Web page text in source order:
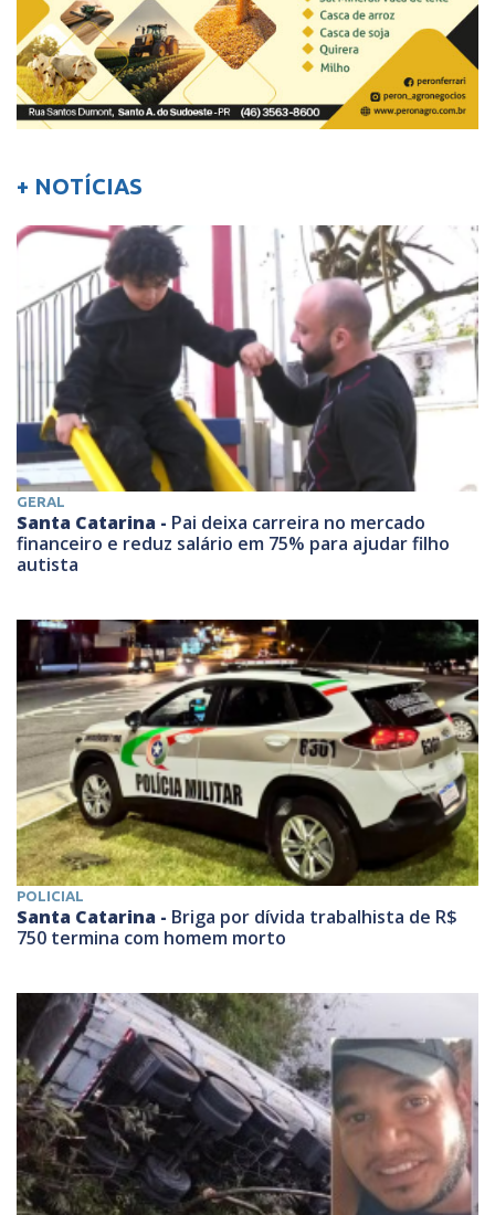
+ NOTÍCIAS
GERAL
Santa Catarina - Pai deixa carreira no mercado
financeiro e reduz salário em 75% para ajudar filho
autista
POLICIAL
Santa Catarina - Briga por dívida trabalhista de R$
750 termina com homem morto